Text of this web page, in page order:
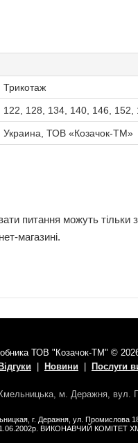
Трикотаж
122, 128, 134, 140, 146, 152,
Украина, ТОВ «Козачок-ТМ»
питання можуть тільки
магазині.
ТОВ "Козачок-ТМ" ©
Відгуки Новини Послуги
м. Деражня, вул.
г. Деражня, ул. Промислова
11.06.2002р. ВИКОНАВЧИЙ КОМІТЕТ